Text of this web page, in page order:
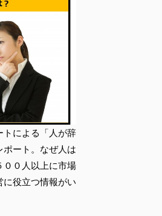
トによる「人が辞
ート。なぜ人は
００人以上に市場
役立つ情報がい